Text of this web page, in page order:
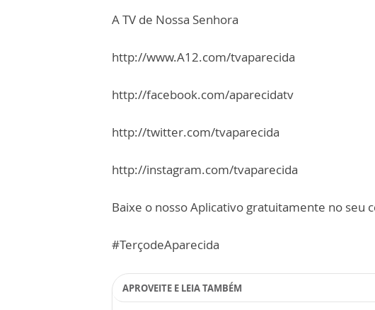
A TV de Nossa Senhora
http://www.A12.com/tvaparecida
http://facebook.com/aparecidatv
http://twitter.com/tvaparecida
http://instagram.com/tvaparecida
Baixe o nosso Aplicativo gratuitamente no seu
#TerçodeAparecida
APROVEITE E LEIA TAMBÉM